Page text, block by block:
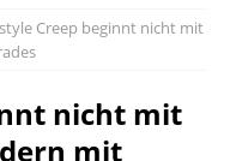
Creep beginnt nicht mit
nicht mit
mit